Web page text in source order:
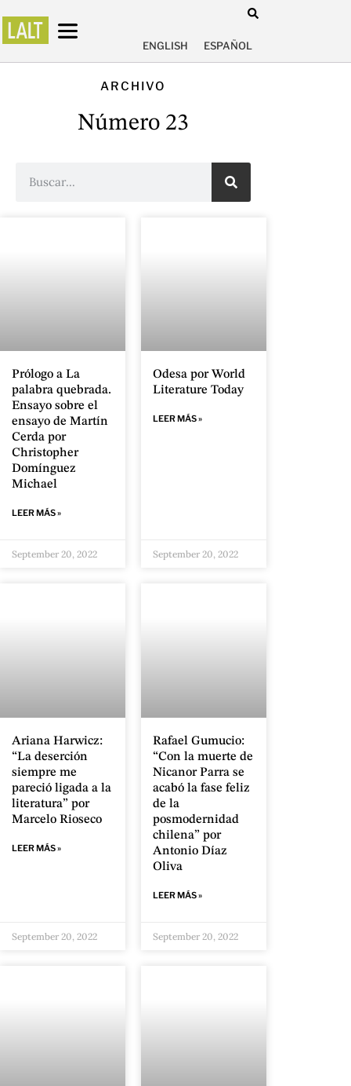
ENGLISH ESPAÑOL
ARCHIVO
Número 23
Prólogo a La
palabra quebrada.
Ensayo sobre el
ensayo de Martín
Cerda por
Christopher
Domínguez
Michael
LEER MÁS »
September 20, 2022
Odesa por World
Literature Today
LEER MÁS »
September 20, 2022
Ariana Harwicz:
“La deserción
siempre me
pareció ligada a la
literatura” por
Marcelo Rioseco
LEER MÁS »
September 20, 2022
Rafael Gumucio:
“Con la muerte de
Nicanor Parra se
acabó la fase feliz
de la
posmodernidad
chilena” por
Antonio Díaz
Oliva
LEER MÁS »
September 20, 2022